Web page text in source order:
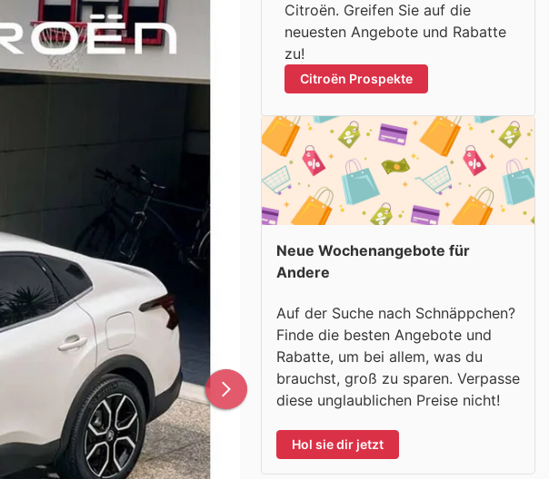
Citroën. Greifen Sie auf die
neuesten Angebote und Rabatte
zu!
Citroën Prospekte
Neue Wochenangebote für
Andere
Auf der Suche nach Schnäppchen?
Finde die besten Angebote und
Rabatte, um bei allem, was du
brauchst, groß zu sparen. Verpasse
diese unglaublichen Preise nicht!
Hol sie dir jetzt